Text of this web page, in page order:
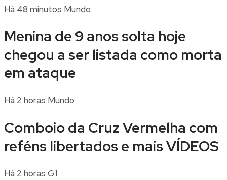
Há 48 minutos Mundo
Menina de 9 anos solta hoje
chegou a ser listada como morta
em ataque
Há 2 horas Mundo
Comboio da Cruz Vermelha com
reféns libertados e mais VÍDEOS
Há 2 horas G1